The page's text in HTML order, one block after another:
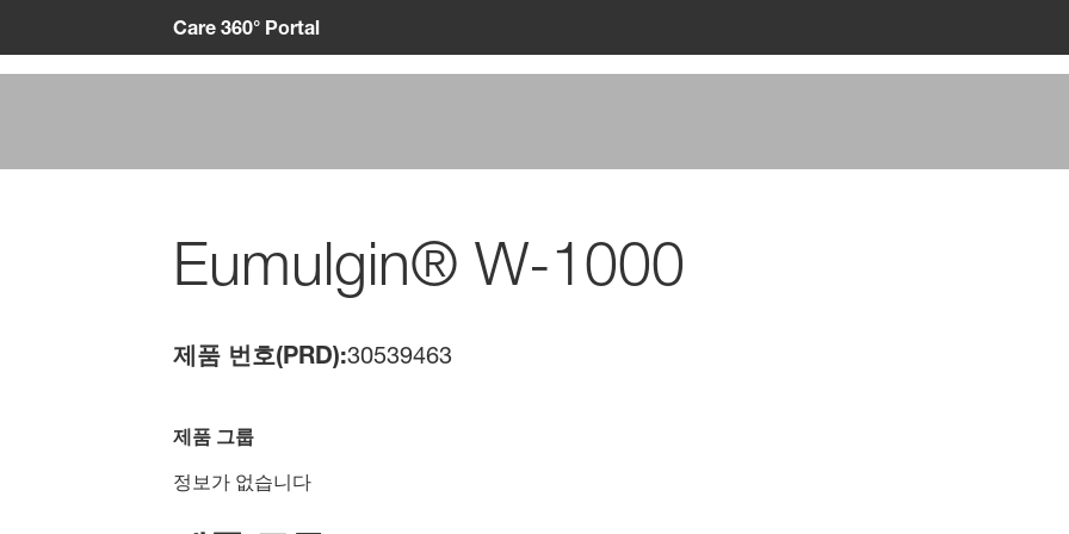
Care 360° Portal
Eumulgin® W-1000
제품 번호(PRD):30539463
제품 그룹
정보가 없습니다